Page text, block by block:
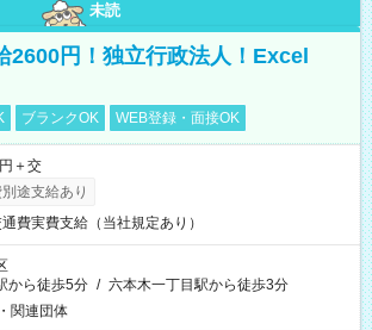
未読
2600円！独立行政法人！Excel
ブランクOK WEB登録・面接OK
＋交
途支給あり
費実費支給（当社規定あり）
から徒歩5分 / 六本木一丁目駅から徒歩3分
関連団体